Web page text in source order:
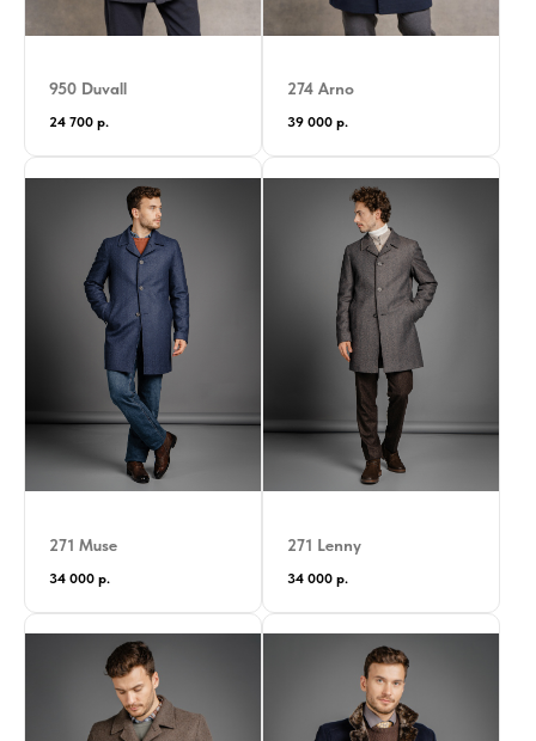
950 Duvall
24 700 р.
274 Arno
39 000 р.
271 Muse
34 000 р.
271 Lenny
34 000 р.